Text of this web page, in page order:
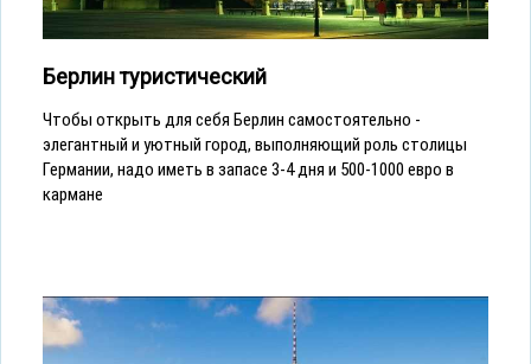
Берлин туристический
Чтобы открыть для себя Берлин самостоятельно -
элегантный и уютный город, выполняющий роль столицы
Германии, надо иметь в запасе 3-4 дня и 500-1000 евро в
кармане